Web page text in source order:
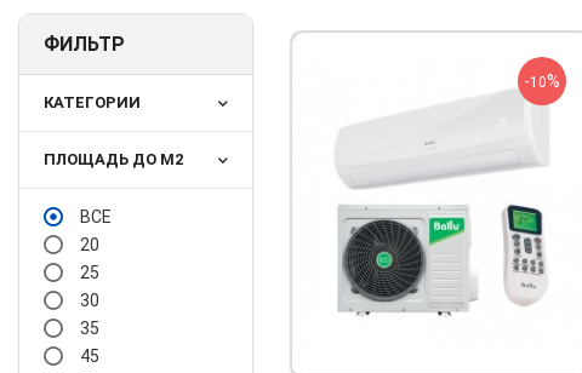
ФИЛЬТР
КАТЕГОРИИ
ПЛОЩАДЬ ДО М2
ВСЕ
20
25
30
35
45
-10%